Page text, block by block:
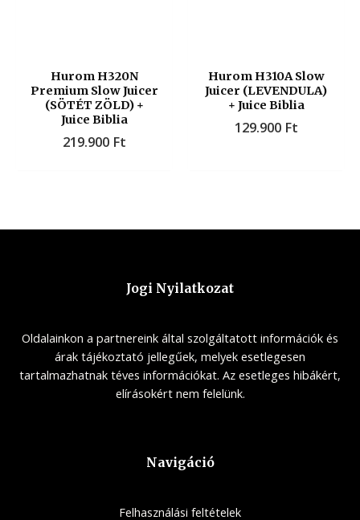
Hurom H320N
Premium Slow Juicer
(SÖTÉT ZÖLD) +
Juice Biblia
219.900 Ft
Hurom H310A Slow
Juicer (LEVENDULA)
+ Juice Biblia
129.900 Ft
Jogi Nyilatkozat
Oldalainkon a partnereink által szolgáltatott információk és
árak tájékoztató jellegűek, melyek esetlegesen
tartalmazhatnak téves információkat. Az esetleges hibákért,
elírásokért nem felelünk.
Navigáció
Felhasználási feltételek